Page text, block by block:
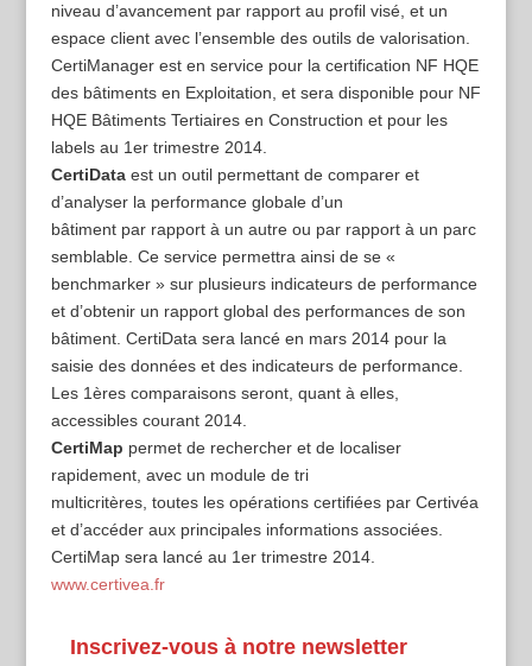
niveau d’avancement par rapport au profil visé, et un
espace client avec l’ensemble des outils de valorisation.
CertiManager est en service pour la certification NF HQE
des bâtiments en Exploitation, et sera disponible pour NF
HQE Bâtiments Tertiaires en Construction et pour les
labels au 1er trimestre 2014.
CertiDataest un outil permettant de comparer et
d’analyser la performance globale d’un
bâtiment par rapport à un autre ou par rapport à un parc
semblable. Ce service permettra ainsi de se «
benchmarker » sur plusieurs indicateurs de performance
et d’obtenir un rapport global des performances de son
bâtiment. CertiData sera lancé en mars 2014 pour la
saisie des données et des indicateurs de performance.
Les 1ères comparaisons seront, quant à elles,
accessibles courant 2014.
CertiMap permet de rechercher et de localiser
rapidement, avec un module de tri
multicritères, toutes les opérations certifiées par Certivéa
et d’accéder aux principales informations associées.
CertiMap sera lancé au 1er trimestre 2014.
www.certivea.fr
Inscrivez-vous à notre newsletter